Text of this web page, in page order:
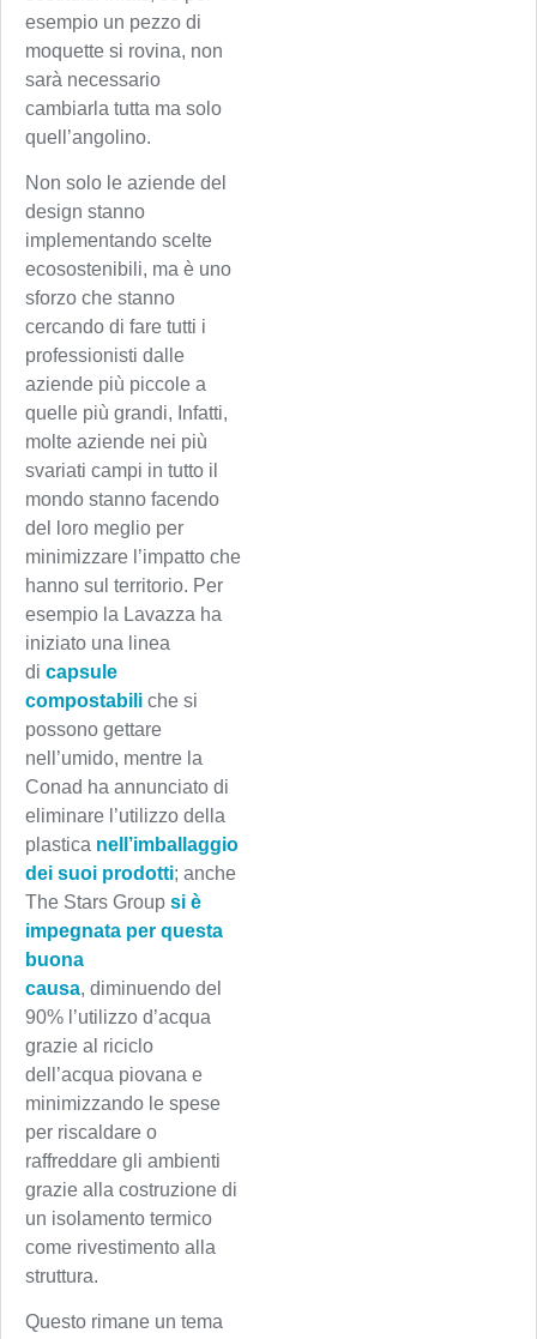
esempio un pezzo di
moquette si rovina, non
sarà necessario
cambiarla tutta ma solo
quell’angolino.
Non solo le aziende del
design stanno
implementando scelte
ecosostenibili, ma è uno
sforzo che stanno
cercando di fare tutti i
professionisti dalle
aziende più piccole a
quelle più grandi, Infatti,
molte aziende nei più
svariati campi in tutto il
mondo stanno facendo
del loro meglio per
minimizzare l’impatto che
hanno sul territorio. Per
esempio la Lavazza ha
iniziato una linea
di capsule
compostabili che si
possono gettare
nell’umido, mentre la
Conad ha annunciato di
eliminare l’utilizzo della
plastica nell’imballaggio
dei suoi prodotti; anche
The Stars Group si è
impegnata per questa
buona
causa, diminuendo del
90% l’utilizzo d’acqua
grazie al riciclo
dell’acqua piovana e
minimizzando le spese
per riscaldare o
raffreddare gli ambienti
grazie alla costruzione di
un isolamento termico
come rivestimento alla
struttura.
Questo rimane un tema